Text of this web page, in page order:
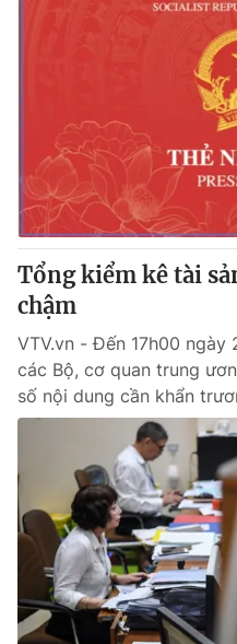
Chất lượng cuộc sống
Hitech Công nghệ tương
Sản phẩm
Thị trường
Tư vấn
Giao lưu trực tuyến
Lịch phát sóng
Chuyên mục khác
Emagazine
Photo
VTV Money
VTV Sức khoẻ
Thị trường 24h
Tổng kiểm kê tài
chậm
VTV.vn - Đến 17h00
các Bộ, cơ quan trung
số nội dung cần khẩn